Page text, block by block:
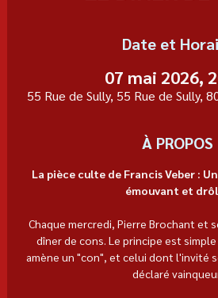
Date et
07 mai 2026,
55 Rue de Sully, 55 Rue de Sully,
À PROPOS
La pièce culte de Francis Veber :
émouvant et
Chaque mercredi, Pierre Brochant et
dîner de cons. Le principe est
amène un "con", et celui dont l'invité
déclaré